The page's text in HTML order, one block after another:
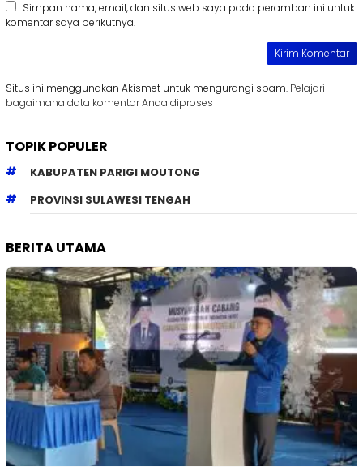
Simpan nama, email, dan situs web saya pada peramban ini untuk
komentar saya berikutnya.
Situs ini menggunakan Akismet untuk mengurangi spam. Pelajari
bagaimana data komentar Anda diproses
TOPIK POPULER
KABUPATEN PARIGI MOUTONG
PROVINSI SULAWESI TENGAH
BERITA UTAMA